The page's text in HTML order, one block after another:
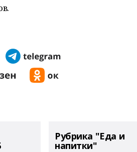
Рубрика "Еда и
напитки"